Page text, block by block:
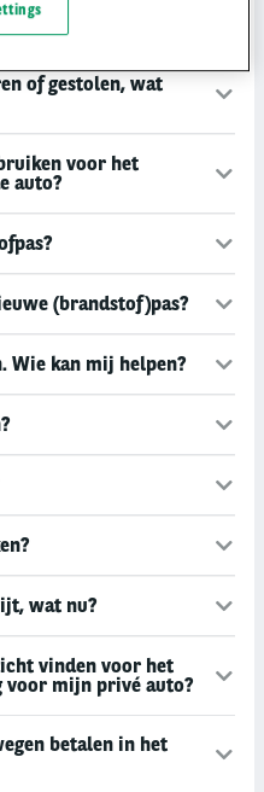
of gestolen, wat
voor het
auto?
(brandstof)pas?
Wie kan mij helpen?
wat nu?
vinden voor het
voor mijn privé auto?
betalen in het